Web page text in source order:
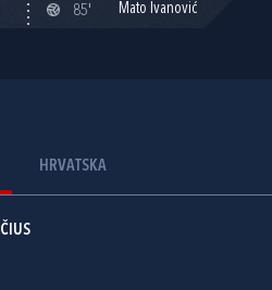
85'
Mato Ivanović
HRVATSKA